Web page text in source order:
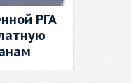
РГА